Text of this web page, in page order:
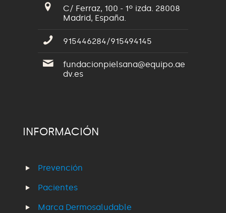
C/ Ferraz, 100 - 1º izda. 28008
Madrid, España.
915446284/915494145
fundacionpielsana@equipo.ae
dv.es
INFORMACIÓN
Prevención
Pacientes
Marca Dermosaludable